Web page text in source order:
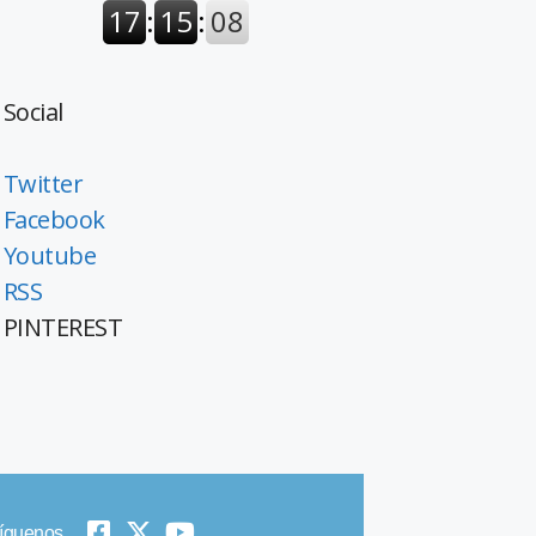
Social
Twitter
Facebook
Youtube
RSS
PINTEREST